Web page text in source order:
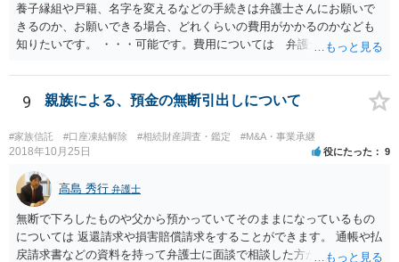
養子縁組や戸籍、名字を変えるなどの手続きは弁護士さんにお願いで
きるのか、お願いできる場合、どれくらいの費用がかかるのかなども
知りたいです。 ・・・可能です。費用については 弁護士と直接面談
ています。 やはり、成人した子のことまでごちゃごちゃ考えず、自分
の事だけ考えるべきなのでしょうか ・・・お子さんの事をまで含め良
い解決案があればお悩みになるのは当然と言えば当然のことです。 彼
と親子関係を結びたいと思っているが、名字は変えたくない・・・養
子縁組の必要があり 氏も変更することになります。 しかし 彼は成人
しているとは言え、自分の子と私の連れ子、全て平等にしたいと希
望。もちろん私もそうできればと思います。 ・・・婚姻前の契約 あ
るいは 遺言書などで その意思を実現する方法はあります。 弁護
士に相談してみてください。
9 親族による、預金の無断引出しについて
#家族信託 #口座凍結解除 #相続財産調査・鑑定 #M&A・事業承継
2018年10月25日 役にたった 9
高島 秀行 弁護士
無断で下ろしたものや父から預かっていてそのままになっているもの
については 返還請求や損害賠償請求をすることができます。 通帳や払
戻請求書などの資料を持って弁護士に面談で相談した方がよいと思い